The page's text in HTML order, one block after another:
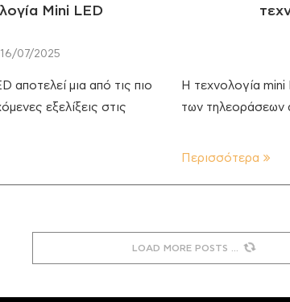
Mini LED
16/07/2025
αποτελεί μια από τις πιο
εξελίξεις στις
Η τεχνολογία mini
των τηλεοράσεων
Περισσότερα
LOAD MORE POSTS